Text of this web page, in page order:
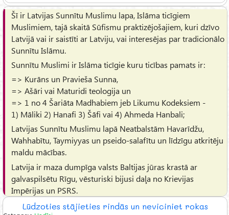
Šī ir Latvijas Sunnītu Muslimu lapa, Islāma ticīgiem
Muslimiem, tajā skaitā Sūfismu praktizējošajiem, kuri dzīvo
Latvijā vai ir saistīti ar Latviju, vai interesējas par tradicionālo
Sunnītu Islāmu.
Sunnītu Muslimi ir Islāma ticīgie kuru ticības pamats ir:
=> Kurāns un Pravieša Sunna,
=> Ašāri vai Maturidi teologija un
=> 1 no 4 Šariāta Madhabiem jeb Likumu Kodeksiem -
1) Māliki 2) Hanafi 3) Šāfi vai 4) Ahmeda Hanbali;
Latvijas Sunnītu Muslimu lapā Neatbalstām Havarīdžu,
Wahhabītu, Taymiyyas un pseido-salafītu un līdzīgu atkritēju
maldu mācības.
Latvija ir maza dumpīga valsts Baltijas jūras krastā ar
galvaspilsētu Rīgu, vēsturiski bijusi daļa no Krievijas
Impērijas un PSRS.
Lūdzoties stājieties rindās un neviciniet rokas